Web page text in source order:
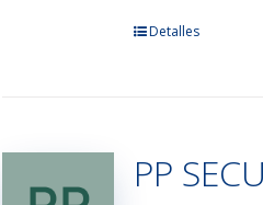
Este
Las
opciones
Detalles
PP